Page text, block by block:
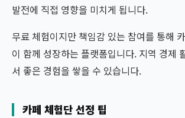
발전에 직접 영향을 미치게 됩니다.
무료 체험이지만 책임감 있는 참여를 통해
이 함께 성장하는 플랫폼입니다. 지역 경제
서 좋은 경험을 쌓을 수 있습니다.
카페 체험단 선정 팁